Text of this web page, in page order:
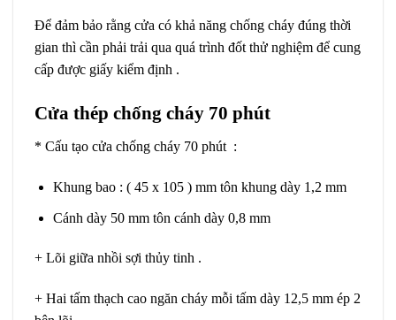
Để đảm bảo rằng cửa có khả năng chống cháy đúng thời
gian thì cần phải trải qua quá trình đốt thử nghiệm để cung
cấp được giấy kiểm định .
Cửa thép chống cháy 70 phút
* Cấu tạo cửa chống cháy 70 phút :
Khung bao : ( 45 x 105 ) mm tôn khung dày 1,2 mm
Cánh dày 50 mm tôn cánh dày 0,8 mm
+ Lõi giữa nhồi sợi thủy tinh .
+ Hai tấm thạch cao ngăn cháy mỗi tấm dày 12,5 mm ép 2